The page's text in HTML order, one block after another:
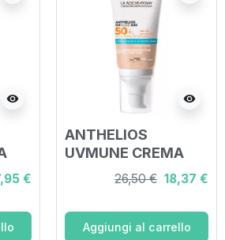
visibility
50
€
visibility
ANTHELIOS
UVMUNE CREMA
IDRATANTE SPF50+
COLORATO 50 ML
26,50 € 18,37 €
Aggiungi al carrello